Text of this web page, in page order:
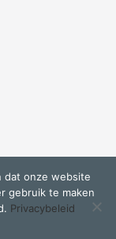
rights reserved.
dat onze website
gebruik te maken
Privacybeleid